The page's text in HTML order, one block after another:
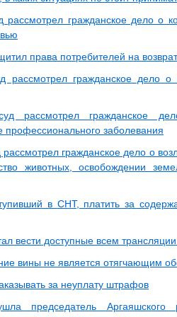
рассмотрел гражданское дело о
права потребителей на
рассмотрел гражданское дело
рассмотрел гражданское
профессионального заболевания
гражданское дело о
животных, освобождении
в СНТ, платить за
вести доступные всем
вины не является отягчающим
за неуплату штрафов
председатель Аргаяшского